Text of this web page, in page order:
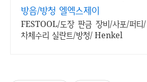
방음/방청 엘엑스제이
FESTOOL/도장 판금 장비/사포/퍼티/
차체수리 실란트/방청/ Henkel